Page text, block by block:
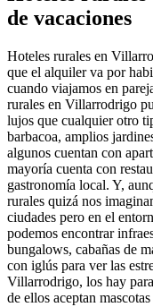
de vacaciones
Hoteles rurales en
que el alquiler va por
cuando viajamos en
rurales en Villarrodrigo
lujos que cualquier otro
barbacoa, amplios
algunos cuentan con
mayoría cuenta con
gastronomía local. Y,
rurales quizá nos
ciudades pero en el
podemos encontrar
bungalows, cabañas de
con iglús para ver las
Villarrodrigo, los hay
de ellos aceptan